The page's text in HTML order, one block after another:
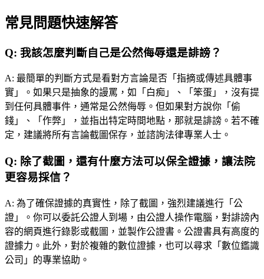
常見問題快速解答
Q: 我該怎麼判斷自己是公然侮辱還是誹謗？
A: 最簡單的判斷方式是看對方言論是否「指摘或傳述具體事
實」。如果只是抽象的謾罵，如「白痴」、「笨蛋」，沒有提
到任何具體事件，通常是公然侮辱。但如果對方說你「偷
錢」、「作弊」，並指出特定時間地點，那就是誹謗。若不確
定，建議將所有言論截圖保存，並諮詢法律專業人士。
Q: 除了截圖，還有什麼方法可以保全證據，讓法院
更容易採信？
A: 為了確保證據的真實性，除了截圖，強烈建議進行「公
證」。你可以委託公證人到場，由公證人操作電腦，對誹謗內
容的網頁進行錄影或截圖，並製作公證書。公證書具有高度的
證據力。此外，對於複雜的數位證據，也可以尋求「數位鑑識
公司」的專業協助。